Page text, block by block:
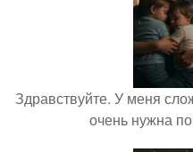
Здравствуйте. У меня
очень нужна